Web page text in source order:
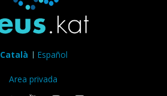
Català Español
Area privada